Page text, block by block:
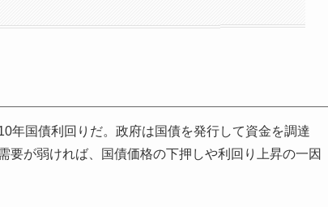
年国債利回りだ。政府は国債を発行して資金を調達
要が弱ければ、国債価格の下押しや利回り上昇の一因